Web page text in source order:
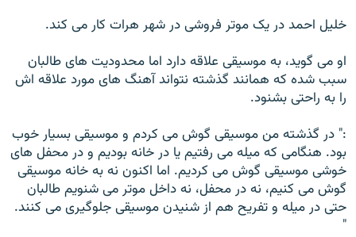
خلیل احمد در یک موتر فروشی در شهر هرات کار می کند.
او می گوید، به موسیقی علاقه دارد اما محدودیت های طالبان
سبب شده که همانند گذشته نتواند آهنگ های مورد علاقه اش
را به راحتی بشنود.
:" در گذشته من موسیقی گوش می کردم و موسیقی بسیار خوب
بود. هنگامی که میله می رفتیم یا در خانه بودیم و در محفل های
خوشی موسیقی گوش می کردیم. اما اکنون نه به خانه موسیقی
گوش می کنیم، نه در محفل، نه داخل موتر می شنویم طالبان
حتی در میله و تفریح هم از شنیدن موسیقی جلوگیری می کنند.
"